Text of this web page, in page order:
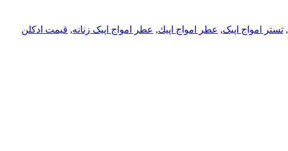
, تستر امواج اپیک, عطر امواج اپيك, عطر امواج اپیک زنانه, قیمت ادکلن